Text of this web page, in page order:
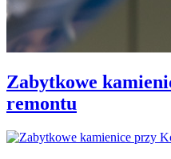
Zabytkowe
remontu